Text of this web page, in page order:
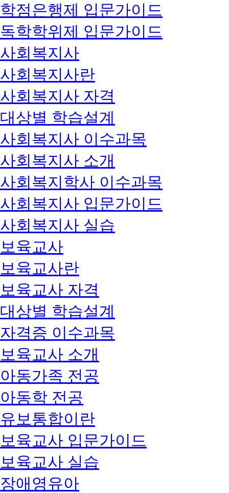
학점은행제 입문가이드
독학학위제 입문가이드
사회복지사
사회복지사란
사회복지사 자격
대상별 학습설계
사회복지사 이수과목
사회복지사 소개
사회복지학사 이수과목
사회복지사 입문가이드
사회복지사 실습
보육교사
보육교사란
보육교사 자격
대상별 학습설계
자격증 이수과목
보육교사 소개
아동가족 전공
아동학 전공
유보통합이란
보육교사 입문가이드
보육교사 실습
장애영유아